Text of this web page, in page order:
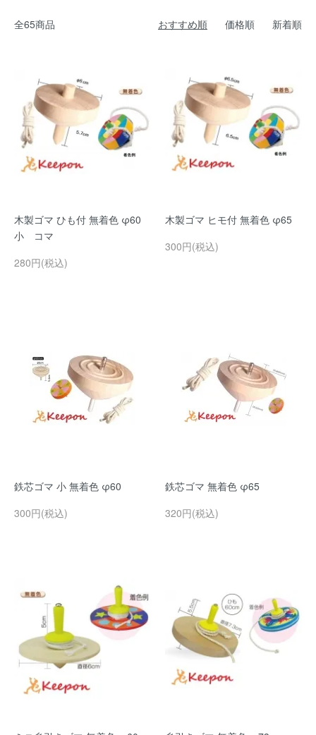
全65商品 おすすめ順 価格順 新着順
木製ゴマ ひも付 無着色 φ60
小 コマ
280円(税込)
木製ゴマ ヒモ付 無着色 φ65
300円(税込)
鉄芯ゴマ 小 無着色 φ60
300円(税込)
鉄芯ゴマ 無着色 φ65
320円(税込)